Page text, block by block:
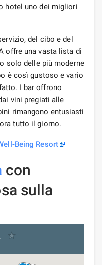
hotel uno dei migliori
del cibo e del
offre una vasta lista di
solo delle più moderne
è così gustoso e vario
I bar offrono
vini pregiati alle
rimangono entusiasti
tutto il giorno.
Being Resort
con
sulla